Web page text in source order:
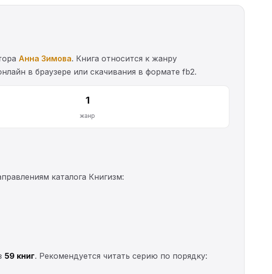
Анна Зимова. Книга относится к жанру
в браузере или скачивания в формате fb2.
1
жанр
каталога Книгизм:
59 книг. Рекомендуется читать серию по порядку: